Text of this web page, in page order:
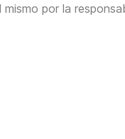
por la